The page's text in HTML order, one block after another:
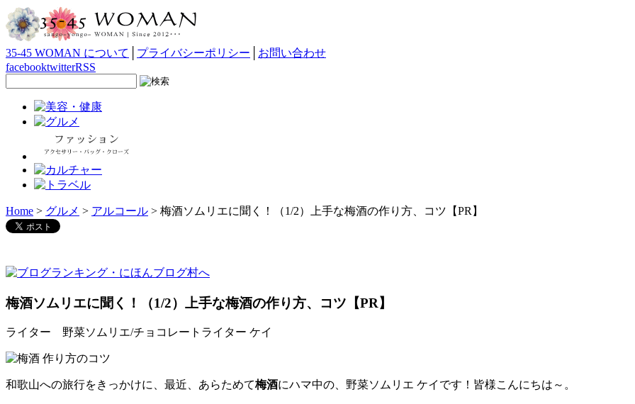
35-45 WOMAN について プライバシーポリシー
お問い合わせ
facebooktwitterRSS
Home > グルメ > アルコール > 梅酒ソムリエに聞く！（1/2）上手な梅酒の作り方、コツ【PR】
梅酒ソムリエに聞く！（1/2）上手な梅酒の作り方、コツ【PR】
ライター 野菜ソムリエ/チョコレートライター ケイ
和歌山への旅行をきっかけに、最近、あらためて梅酒にハマ中の、野菜ソムリエ ケイです！皆様こんにちは～。